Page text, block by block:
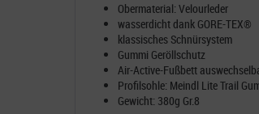
Obermaterial: Velourleder
wasserdicht dank GORE-TEX®
klassisches Schnürsystem
Gummi Geröllschutz
Air-Active-Fußbett
Profilsohle: Meindl Lite Trail
Gewicht: 380g Gr.8